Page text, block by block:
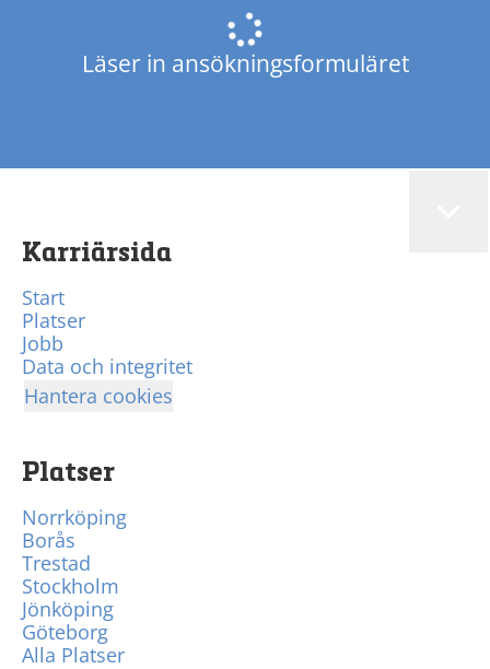
Läser in ansökningsformuläret
Karriärsida
Start
Platser
Jobb
Data och integritet
Hantera cookies
Platser
Norrköping
Borås
Trestad
Stockholm
Jönköping
Göteborg
Alla Platser